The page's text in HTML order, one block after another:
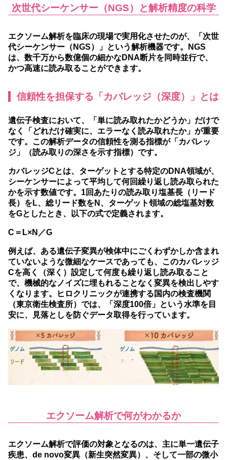
次世代シーケンサー（NGS）と解析精度の科学
エクソーム解析を臨床の現場で実用化させたのが、「次世
代シーケンサー（NGS）」という解析機器です。NGS
は、数千万から数億個の細かなDNA断片を同時並行で、
かつ高速に読み取ることができます。
信頼性を担保する「カバレッジ（深度）」とは
遺伝子検査において、「単に読み取れたかどうか」だけで
なく「どれだけ確実に、エラーなく読み取れたか」が重要
です。この解析データの信頼性を測る指標が「カバレッ
ジ」（読み取りの深さを示す指標）です。
カバレッジCとは、ターゲットとする特定のDNA領域が、
シーケンサーによって平均して何回繰り返し読み取られた
かを示す数値です。1回あたりの読み取り塩基長（リード
長）をL、総リード数をN、ターゲット領域の総塩基対数
をGとしたとき、以下の式で定義されます。
C＝L×N／G
例えば、ある遺伝子変異が検体中にごくわずかしか含まれ
ていないような微細なケースであっても、このカバレッジ
Cを高く（深く）設定して何度も繰り返し読み取ること
で、機械的なノイズに埋もれることなく変異を検出しやす
くなります。ヒロクリニックが連携する国内の検査機関
（東京衛生検査所）では、
「深度100倍」という水準を目
安に、
見落としを防ぐデータ取得を行っています。
エクソーム解析で何がわかるか
エクソーム解析で評価の対象となるのは、主に単一遺伝子
疾患、de novo変異（新生突然変異）、そして一部の微小